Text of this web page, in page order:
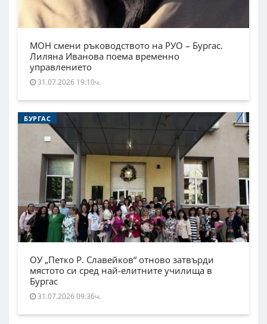
МОН смени ръководството на РУО – Бургас.
Лиляна Иванова поема временно
управлението
31.07.2026 19:10ч.
БУРГАС
ОУ „Петко Р. Славейков“ отново затвърди
мястото си сред най-елитните училища в
Бургас
31.07.2026 09:36ч.